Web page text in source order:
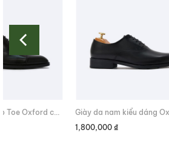
1,800,000₫